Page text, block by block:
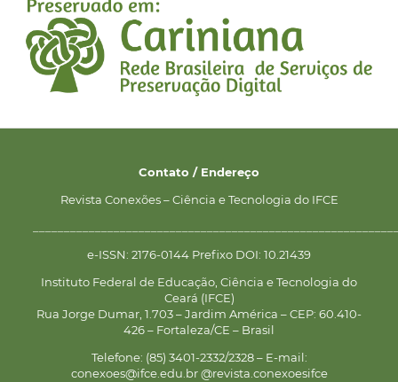
Contato / Endereço
Revista Conexões – Ciência e Tecnologia do IFCE
e-ISSN: 2176-0144 Prefixo DOI: 10.21439
Instituto Federal de Educação, Ciência e Tecnologia do
Ceará (IFCE)
Rua Jorge Dumar, 1.703 – Jardim América – CEP: 60.410-
426 – Fortaleza/CE – Brasil
Telefone: (85) 3401-2332/2328 – E-mail:
conexoes@ifce.edu.br @revista.conexoesifce